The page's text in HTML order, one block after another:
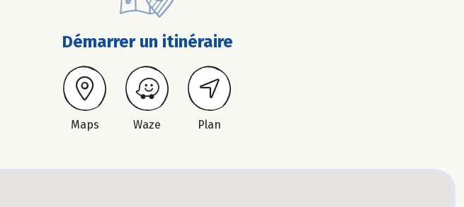
Démarrer un itinéraire
Maps Waze Plan